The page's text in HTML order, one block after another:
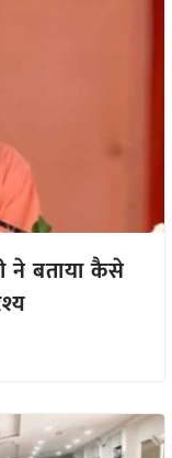
ने बताया कैसे